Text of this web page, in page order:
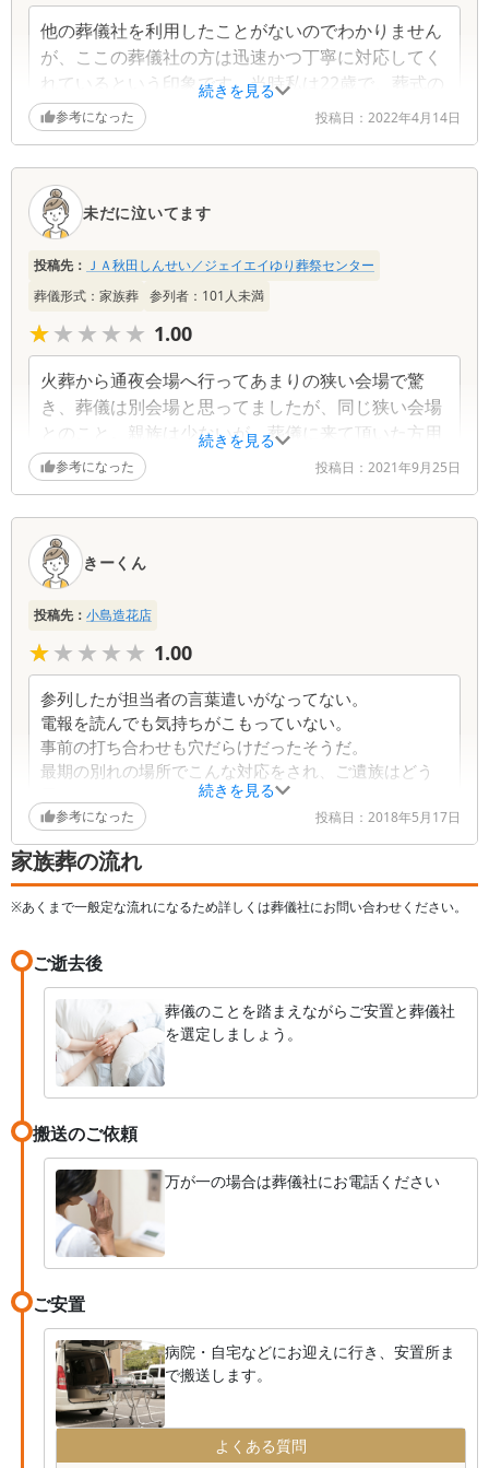
続きを見る
他の葬儀社を利用したことがないのでわかりません
が、ここの葬儀社の方は迅速かつ丁寧に対応してく
れているという印象です。当時私は22歳で、葬式の
受付と弔電の奉読、妹たちと一緒にお別れの言葉を
担当しました。葬式の流れなど、一切わかりません
でしたが丁寧に教えてくださいました。
参考になった 投稿日： 2022年4月14日
続きを見る
未だに泣いてます
投稿先： ＪＡ秋田しんせい／ジェイエイゆり葬祭センター
葬儀形式： 家族葬 参列者： 101 人未満
★★★★★
★★★★★ 1.00
火葬から通夜会場へ行ってあまりの狭い会場で驚
き、葬儀は別会場と思ってましたが、同じ狭い会場
とのこと。親族は少ないが、葬儀に来て頂いた方用
のお返しは100人分お願いしてたようなので、驚き
ました。会葬の方も多いので、次の日の葬儀会場を
広いところでとお願いしましたが、「出来ませ
ん。」の言葉。同じ会場なので、そんな無理なお願
いでは無かったと思いました。「もし、入れない人
がいたらどうするのか？」聞いても 受付で記帳だ
けして帰って頂くとの事のようでした。せっかくお
別れに来て頂いた方に あまりにも失礼だと思いま
した。案の定 会場に入れず、記帳して帰った方沢
山いたようです。今だに「自宅の方がまだ広い」
「何の為に会場まで行ったのか？」と言われるそう
です。密を避けてお別れをと思ってJAさんを選んだ
のは 大間違いでした。また、畳の所なので 足が
しびれない為の椅子をお願いした所「ありませ
ん。」の女性の即答。葬儀社ですが、お客様商売で
す。人手不足なのか、従業員の教育が行き届いてな
いのかわかりませんが、JAは融通が利かない、気が
利かない葬儀社と言われているようで、それを先に
をキチンと送れなかった事で、モヤモヤしてます。
参考になった 投稿日： 2021年9月25日
続きを見る
きーくん
投稿先： 小島造花店
★★★★★
★★★★★ 1.00
参列したが担当者の言葉遣いがなってない。
電報を読んでも気持ちがこもっていない。
事前の打ち合わせも穴だらけだったそうだ。
最期の別れの場所でこんな対応をされ、ご遺族はどう
思っているのだろう。
私の時は頼まないよう家族に伝えるつもりだ。
参考になった 投稿日： 2018年5月17日
家族葬の流れ
※あくまで一般定な流れになるため詳しくは葬儀社にお問い合わせください。
ご逝去後
葬儀のことを踏まえながらご安置と葬儀社
を選定しましょう。
搬送のご依頼
万が一の場合は葬儀社にお電話ください
ご安置
病院・自宅などにお迎えに行き、安置所ま
で搬送します。
よくある質問